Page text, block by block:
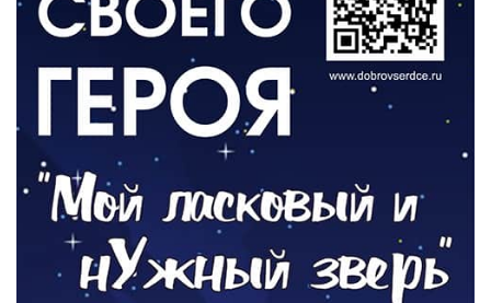
Новый учебный год и готовность к
отопительному сезону
06.08.2026
РАЗЪЯСНЯЕМ
Где хранить велосипед?
06.08.2026